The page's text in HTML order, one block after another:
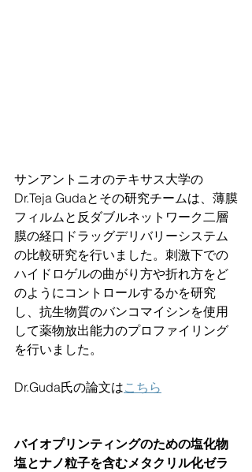
サンアントニオのテキサス大学の
Dr.Teja Gudaとその研究チームは、薄膜
フィルムと反ダブルネットワーク二層
膜の経口ドラッグデリバリーシステム
の比較研究を行いました。刺激下での
ハイドロゲルの曲がり方や折れ方をど
のようにコントロールするかを研究
し、抗生物質のバンコマイシンを使用
して薬物放出能力のプロファイリング
を行いました。
Dr.Guda氏の論文はこちら
バイオプリンティングのための塩化物
塩とナノ粒子を含むメタクリル化ゼラ